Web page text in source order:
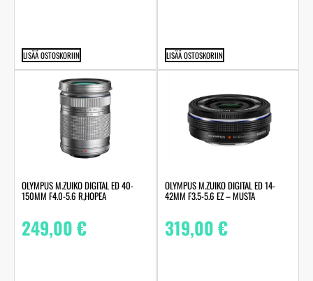
LISÄÄ OSTOSKORIIN LISÄÄ OSTOSKORIIN
OLYMPUS M.ZUIKO DIGITAL ED 40-
150MM F4.0-5.6 R,HOPEA
249,00€
OLYMPUS M.ZUIKO DIGITAL ED 14-
42MM F3.5-5.6 EZ – MUSTA
319,00€